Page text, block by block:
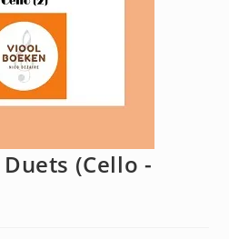
(Cello -